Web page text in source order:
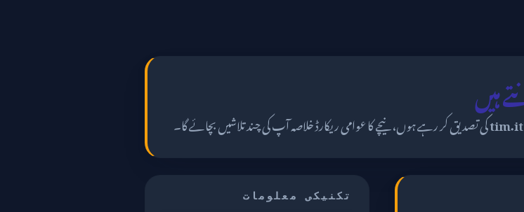
tim.itکی تصدیق کر رہے ہوں، نیچے کا عوامی ریکارڈ خلاصہ آپ کی چند تلاشیں بچائے گا۔
تکنیکی معلومات